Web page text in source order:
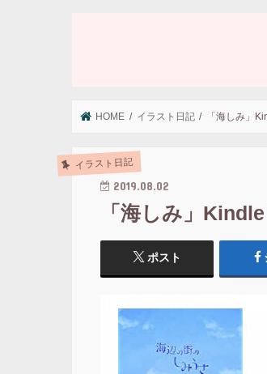
HOME イラスト日記 「海しみ」
イラスト日記
2019.08.02
「海しみ」
ポスト